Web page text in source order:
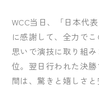
WCC当日、「日本代
に感謝して、全力で
思いで演技に取り組
位。翌日行われた決
間は、驚きと嬉しさ